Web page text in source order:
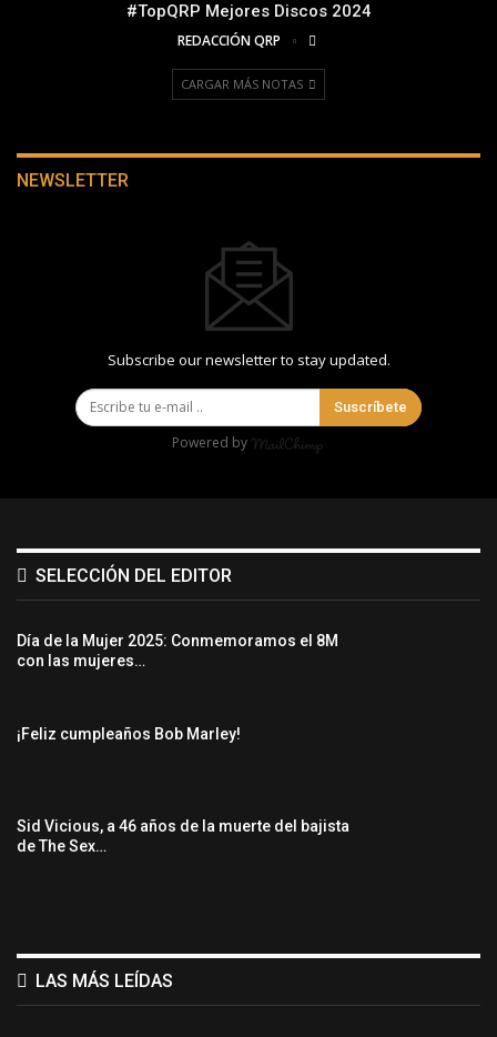
#TopQRP Mejores Discos 2024
REDACCIÓN QRP
CARGAR MÁS NOTAS
NEWSLETTER
Subscribe our newsletter to stay updated.
Suscríbete
Powered by
SELECCIÓN DEL EDITOR
Día de la Mujer 2025: Conmemoramos el 8M
con las mujeres…
¡Feliz cumpleaños Bob Marley!
Sid Vicious, a 46 años de la muerte del bajista
de The Sex…
LAS MÁS LEÍDAS